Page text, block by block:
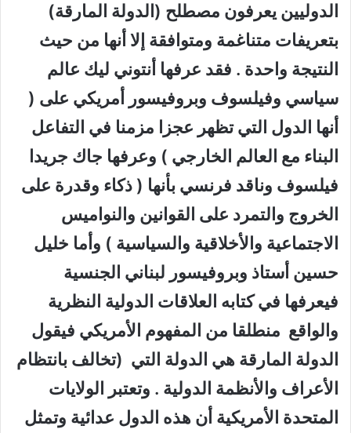
الدوليين يعرفون مصطلح (الدولة المارقة)
بتعريفات متناغمة ومتوافقة إلا أنها من حيث
النتيجة واحدة . فقد عرفها أنتوني ليك عالم
سياسي وفيلسوف وبروفيسور أمريكي على (
أنها الدول التي تظهر عجزا مزمنا في التفاعل
البناء مع العالم الخارجي ) وعرفها جاك جريدا
فيلسوف وناقد فرنسي بأنها ( ذكاء وقدرة على
الخروج والتمرد على القوانين والنواميس
الاجتماعية والأخلاقية والسياسية ) وأما خليل
حسين أستاذ وبروفيسور لبناني الجنسية
فيعرفها في كتابه العلاقات الدولية النظرية
والواقع منطلقا من المفهوم الأمريكي فيقول
الدولة المارقة هي الدولة التي (تخالف بانتظام
الأعراف والأنظمة الدولية . وتعتبر الولايات
المتحدة الأمريكية أن هذه الدول عدائية وتمثل